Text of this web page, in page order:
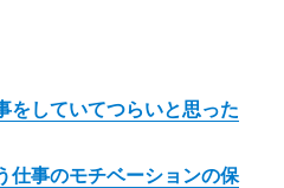
をしていてつらいと思った
仕事のモチベーションの保